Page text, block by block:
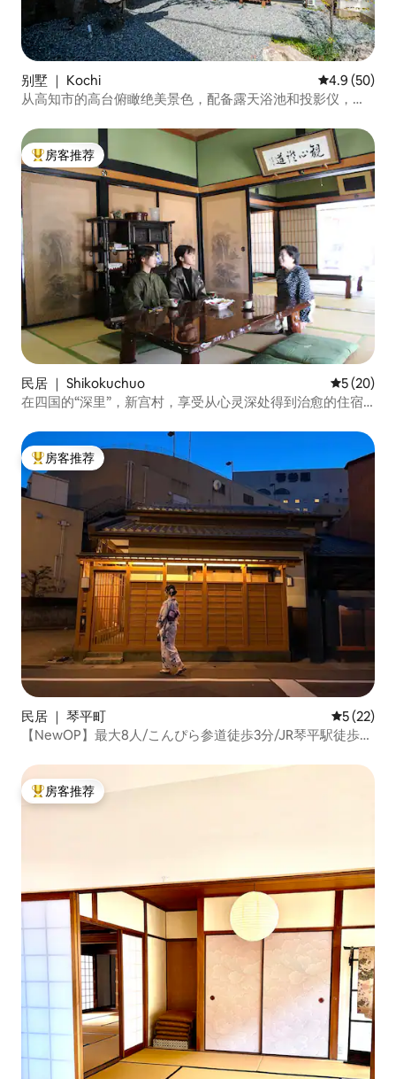
别墅 ｜ Kochi 平均评分
4.9 (50)
从高知市的高台俯瞰绝美景色，配备露天浴池和投影仪，每
热门「房客推荐」
房客推荐
民居 ｜ Shikokuchuo 平均评分
5 (20)
在四国的“深里”，新宫村，享受从心灵深处得到治愈的住宿
热门「房客推荐」
房客推荐
民居 ｜ 琴平町 平均评分
5 (22)
【NewOP】最大8人/こんぴら参道徒歩3分/JR琴平駅徒歩4
热门「房客推荐」
房客推荐